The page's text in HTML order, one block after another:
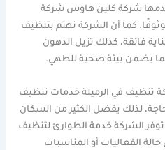
شركة كلين هاوس شركة
كما أن الشركة تهتم بتنظيف
فائقة، كذلك تزيل الدهون
مما يضمن بيئة صحية للطهي.
تنظيف في الرميلة خدمات تنظيف
لذلك يفضل الكثير من السكان
توفر الشركة خدمة الطوارئ لتنظيف
الفعاليات أو المناسبات